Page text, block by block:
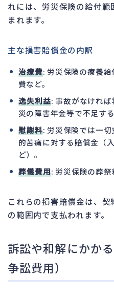
れには、労災保険の給付
まれます。
主な損害賠償金の内訳
治療費: 労災保険の療養
費など。
逸失利益: 事故がなけれ
災の障害年金等で不足す
慰謝料: 労災保険では一
的苦痛に対する賠償金（
ど）。
葬儀費用: 労災保険の葬祭
これらの損害賠償金は、
の範囲内で支払われます。
訴訟や和解にかか
争訟費用）